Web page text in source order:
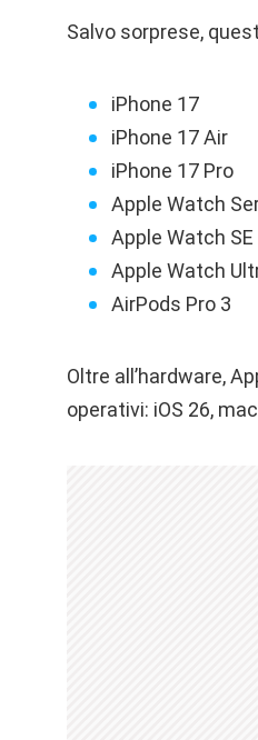
Salvo sorprese,
iPhone 17
iPhone 17 Air
iPhone 17 Pro
Apple Watch
Apple Watch SE
Apple Watch
AirPods Pro 3
Oltre all’hardware,
operativi: iOS 26,